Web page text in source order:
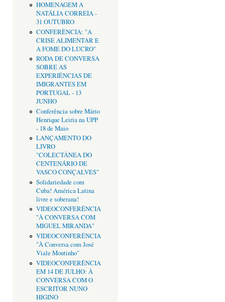
HOMENAGEM A
NATÁLIA CORREIA -
31 OUTUBRO
CONFERÊNCIA: "A
CRISE ALIMENTAR E
A FOME DO LUCRO"
RODA DE CONVERSA
SOBRE AS
EXPERIÊNCIAS DE
IMIGRANTES EM
PORTUGAL - 13
JUNHO
Conferência sobre Mário
Henrique Leiria na UPP
- 18 de Maio
LANÇAMENTO DO
LIVRO
"COLECTÂNEA DO
CENTENÁRIO DE
VASCO CONÇALVES"
Solidariedade com
Cuba! América Latina
livre e soberana!
VIDEOCONFERÊNCIA
"À CONVERSA COM
MIGUEL MIRANDA"
VIDEOCONFERÊNCIA
"À Conversa com José
Viale Moutinho"
VIDEOCONFERÊNCIA
EM 14 DE JULHO: À
CONVERSA COM O
ESCRITOR NUNO
HIGINO